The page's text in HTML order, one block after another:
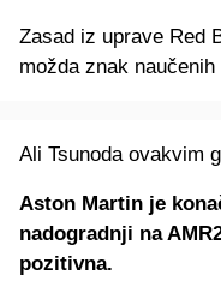
Zasad iz uprave Red
možda znak
Ali Tsunoda ovakvim
Aston Martin je
nadogradnji na
pozitivna.